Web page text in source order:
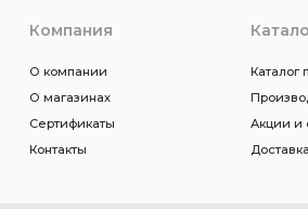
Компания
О компании
О магазинах
Сертификаты
Контакты
Каталог
Акции и
Доставка